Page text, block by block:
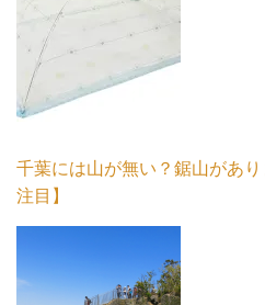
千葉には山が無い？鋸山があ
注目】